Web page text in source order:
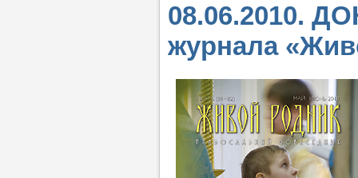
08.06.2010.
журнала